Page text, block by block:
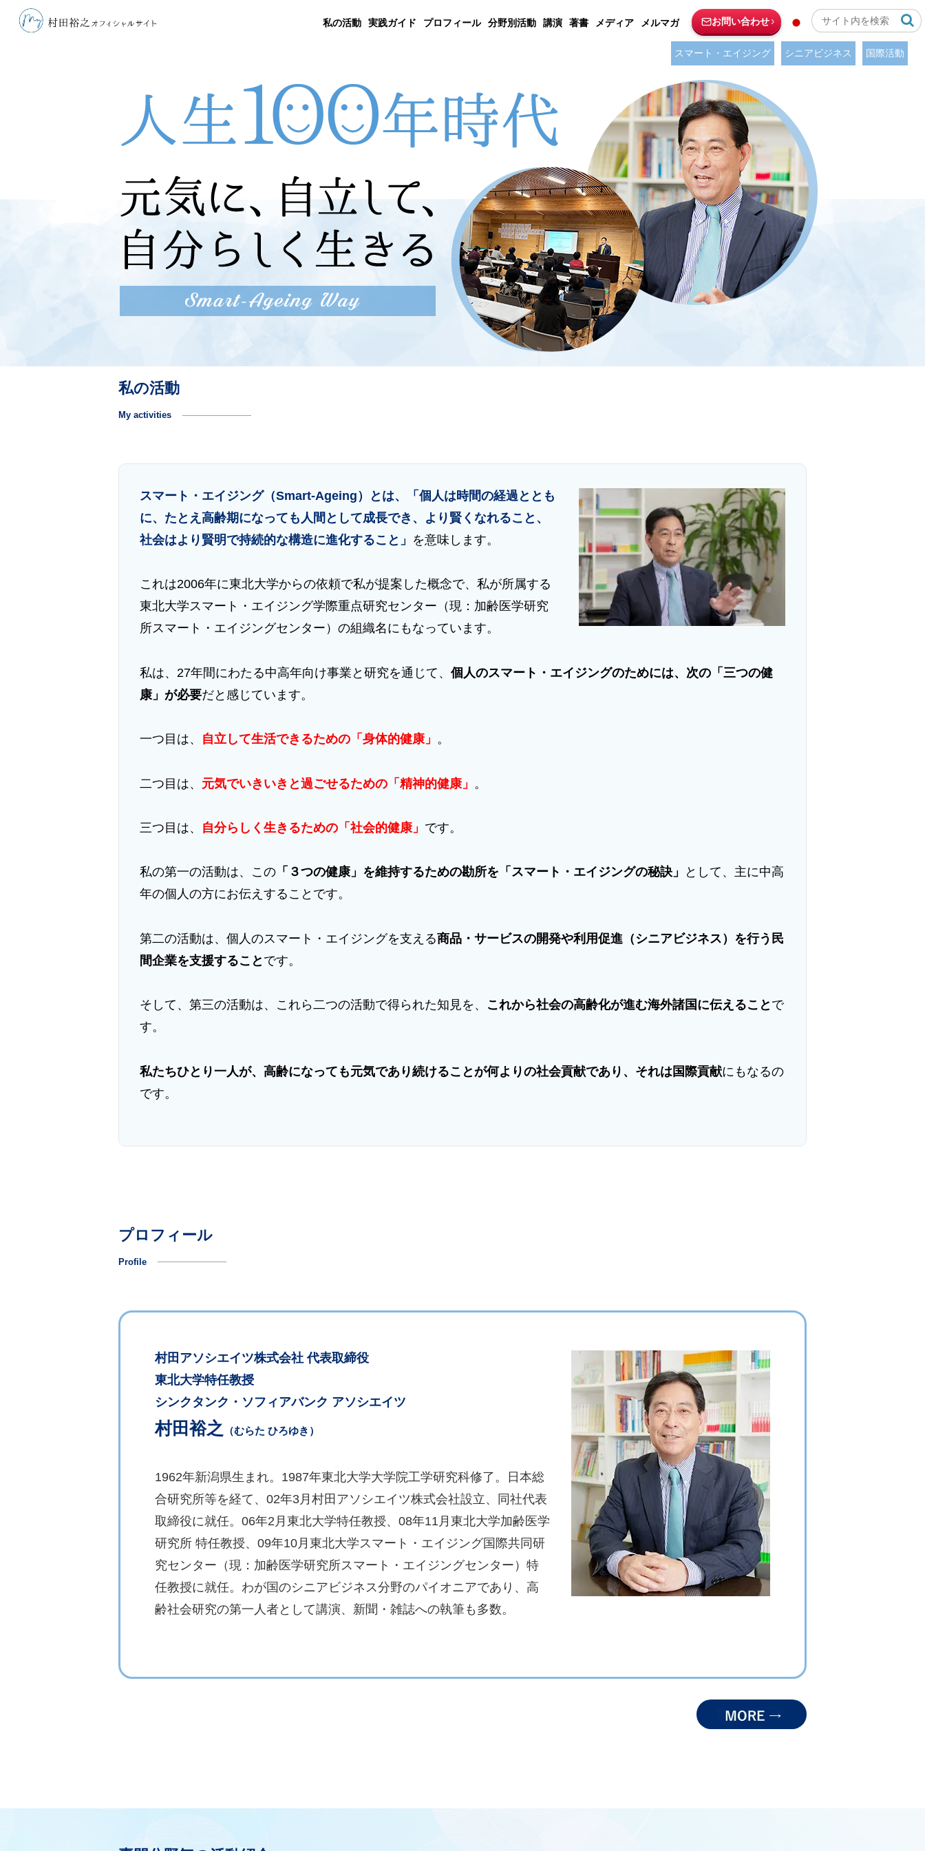
私の活動 実践ガイド プロフィール 分野別活動 講演 著書 メディア メルマガ お問い合わせ
スマート・エイジング シニアビジネス 国際活動
私の活動
My activities
スマート・エイジング（Smart-Ageing）とは、「個人は時間の経過ととも
に、たとえ高齢期になっても人間として成長でき、より賢くなれること、
社会はより賢明で持続的な構造に進化すること」 を意味します。
これは2006年に東北大学からの依頼で私が提案した概念で、私が所属する
東北大学スマート・エイジング学際重点研究センター（現：加齢医学研究
所スマート・エイジングセンター）の組織名にもなっています。
私は、27年間にわたる中高年向け事業と研究を通じて、 個人のスマート・エイジングのためには、次の「三つの健
康」が必要だと感じています。
一つ目は、 自立して生活できるための「身体的健康」 。
二つ目は、 元気でいきいきと過ごせるための「精神的健康」 。
三つ目は、 自分らしく生きるための「社会的健康」 です。
私の第一の活動は、この 「３つの健康」を維持するための勘所を「スマート・エイジングの秘訣」
として、主に中高
年の個人の方にお伝えすることです。
第二の活動は、個人のスマート・エイジングを支える商品・サービスの開発や利用促進（シニアビジネス）を行う民
間企業を支援すること です。
そして、第三の活動は、これら二つの活動で得られた知見を、 これから社会の高齢化が進む海外諸国に伝えること で
す。
私たちひとり一人が、高齢になっても元気であり続けることが何よりの社会貢献であり、それは国際貢献にもなるの
です。
プロフィール
Profile
村田アソシエイツ株式会社 代表取締役
東北大学特任教授
シンクタンク・ソフィアバンク アソシエイツ
村田裕之 （むらた ひろゆき）
1962年新潟県生まれ。1987年東北大学大学院工学研究科修了。日本総
合研究所等を経て、02年3月村田アソシエイツ株式会社設立、同社代表
取締役に就任。06年2月東北大学特任教授、08年11月東北大学加齢医学
研究所 特任教授、09年10月東北大学スマート・エイジング国際共同研
究センター（現：加齢医学研究所スマート・エイジングセンター）特
任教授に就任。わが国のシニアビジネス分野のパイオニアであり、高
齢社会研究の第一人者として講演、新聞・雑誌への執筆も多数。